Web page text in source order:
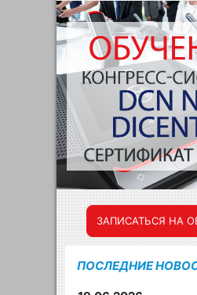
ЗАПИСАТЬСЯ НА
ПОСЛЕДНИЕ